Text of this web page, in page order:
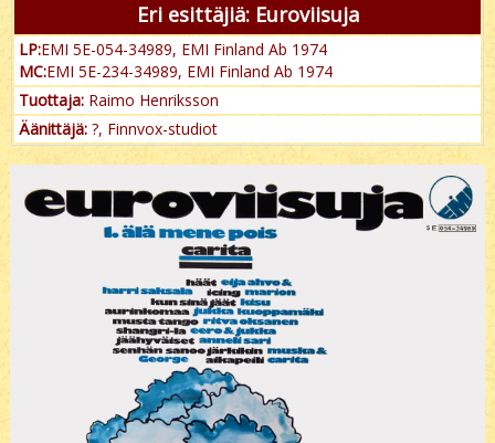
Eri esittäjiä: Euroviisuja
LP:EMI 5E-054-34989, EMI Finland Ab 1974
MC:EMI 5E-234-34989, EMI Finland Ab 1974
Tuottaja: Raimo Henriksson
Äänittäjä: ?, Finnvox-studiot